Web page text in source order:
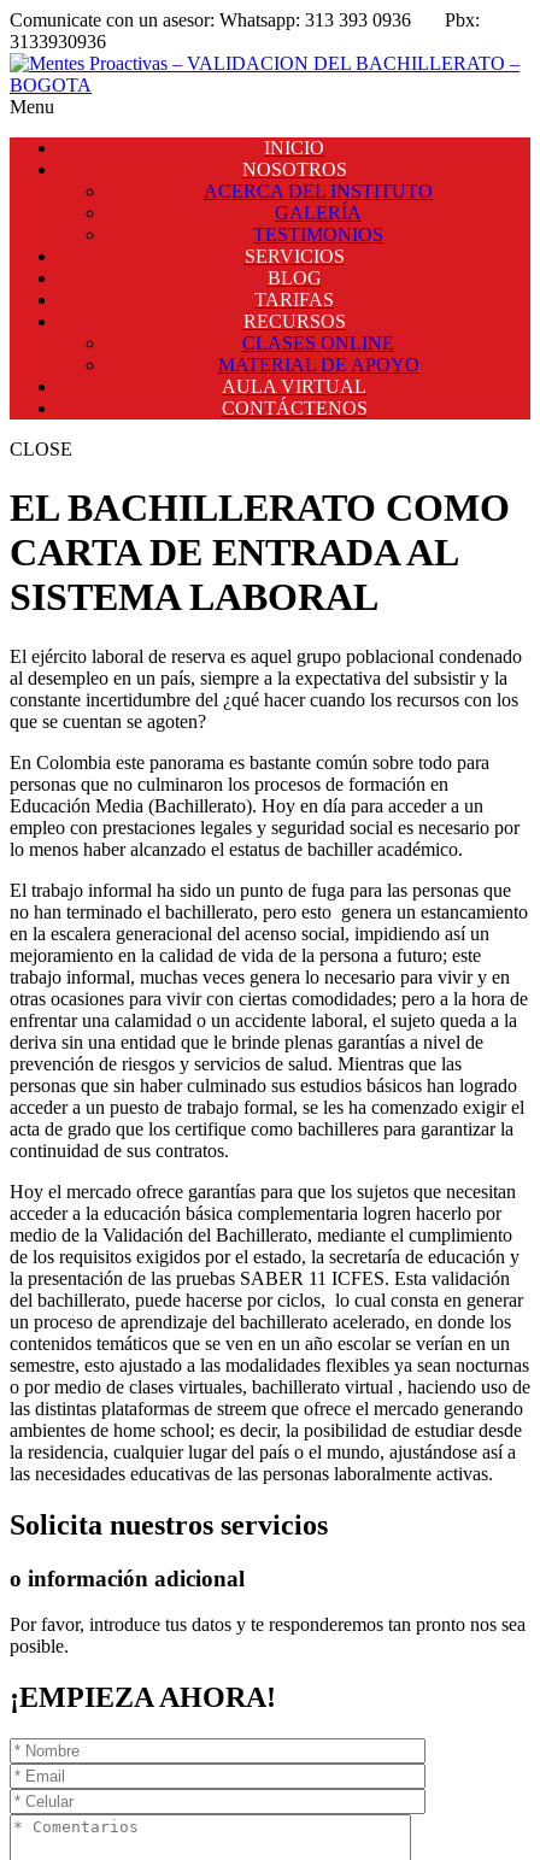
Comunicate con un asesor: Whatsapp: 313 393 0936 Pbx:
3133930936
Menu
INICIO
NOSOTROS
ACERCA DEL INSTITUTO
GALERÍA
TESTIMONIOS
SERVICIOS
BLOG
TARIFAS
RECURSOS
CLASES ONLINE
MATERIAL DE APOYO
AULA VIRTUAL
CONTÁCTENOS
CLOSE
EL BACHILLERATO COMO
CARTA DE ENTRADA AL
SISTEMA LABORAL
El ejército laboral de reserva es aquel grupo poblacional condenado
al desempleo en un país, siempre a la expectativa del subsistir y la
constante incertidumbre del ¿qué hacer cuando los recursos con los
que se cuentan se agoten?
En Colombia este panorama es bastante común sobre todo para
personas que no culminaron los procesos de formación en
Educación Media (Bachillerato). Hoy en día para acceder a un
empleo con prestaciones legales y seguridad social es necesario por
lo menos haber alcanzado el estatus de bachiller académico.
El trabajo informal ha sido un punto de fuga para las personas que
no han terminado el bachillerato, pero esto genera un estancamiento
en la escalera generacional del acenso social, impidiendo así un
mejoramiento en la calidad de vida de la persona a futuro; este
trabajo informal, muchas veces genera lo necesario para vivir y en
otras ocasiones para vivir con ciertas comodidades; pero a la hora de
enfrentar una calamidad o un accidente laboral, el sujeto queda a la
deriva sin una entidad que le brinde plenas garantías a nivel de
prevención de riesgos y servicios de salud. Mientras que las
personas que sin haber culminado sus estudios básicos han logrado
acceder a un puesto de trabajo formal, se les ha comenzado exigir el
acta de grado que los certifique como bachilleres para garantizar la
continuidad de sus contratos.
Hoy el mercado ofrece garantías para que los sujetos que necesitan
acceder a la educación básica complementaria logren hacerlo por
medio de la Validación del Bachillerato, mediante el cumplimiento
de los requisitos exigidos por el estado, la secretaría de educación y
la presentación de las pruebas SABER 11 ICFES. Esta validación
del bachillerato, puede hacerse por ciclos, lo cual consta en generar
un proceso de aprendizaje del bachillerato acelerado, en donde los
contenidos temáticos que se ven en un año escolar se verían en un
semestre, esto ajustado a las modalidades flexibles ya sean nocturnas
o por medio de clases virtuales, bachillerato virtual , haciendo uso de
las distintas plataformas de streem que ofrece el mercado generando
ambientes de home school; es decir, la posibilidad de estudiar desde
la residencia, cualquier lugar del país o el mundo, ajustándose así a
las necesidades educativas de las personas laboralmente activas.
Solicita nuestros servicios
o información adicional
Por favor, introduce tus datos y te responderemos tan pronto nos sea
posible.
¡EMPIEZA AHORA!